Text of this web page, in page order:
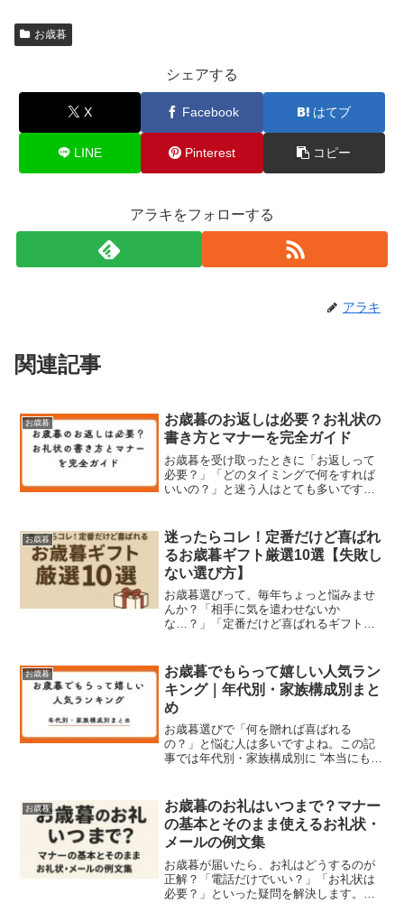
お歳暮
シェアする
X Facebook はてブ
LINE Pinterest コピー
アラキをフォローする
アラキ
関連記事
お歳暮
お歳暮のお返しは必要？お礼状の
書き方とマナーを完全ガイド
お歳暮を受け取ったときに「お返しって
必要？」「どのタイミングで何をすれば
いいの？」と迷う人はとても多いです。
礼状や一言の挨拶は必須です。この記事
では、ビジネスマナー...
お歳暮
迷ったらコレ！定番だけど喜ばれ
るお歳暮ギフト厳選10選【失敗し
ない選び方】
お歳暮選びって、毎年ちょっと悩みませ
んか？「相手に気を遣わせないか
な…？」「定番だけど喜ばれるギフトが
た。どれも幅広い年代・関係性で喜ばれ
るものばかりなので、迷った...
お歳暮
お歳暮でもらって嬉しい人気ラン
キング｜年代別・家族構成別まと
め
お歳暮選びで「何を贈れば喜ばれる
の？」と悩む人は多いですよね。この記
事では年代別・家族構成別に “本当にもら
【まず結論】お歳暮でもらって嬉しいも
のTOP5（全世代共...
お歳暮
お歳暮のお礼はいつまで？マナー
の基本とそのまま使えるお礼状・
メールの例文集
お歳暮が届いたら、お礼はどうするのが
正解？「電話だけでいい？」「お礼状は
必要？」といった疑問を解決します。ビ